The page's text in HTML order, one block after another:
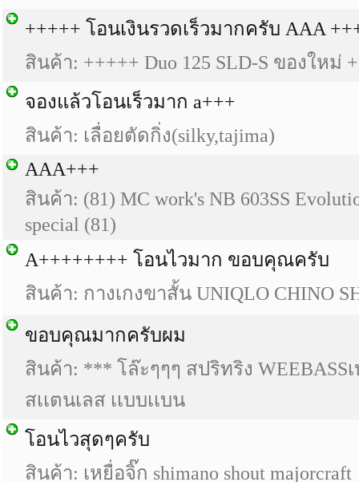
+++++ โอนเงินรวดเร็วมากครับ AAA
สินค้า: +++++ Duo 125 SLD-S ของใหม่
จองแล้วโอนเร็วมาก a+++
สินค้า: เลื่อยตัดกิ่ง(silky,tajima)
AAA+++
สินค้า: (81) MC work's NB 603SS
special (81)
A++++++++ โอนไวมาก ขอบคุณครับ
สินค้า: กางเกงขาสั้น UNIQLO CHINO
ขอบคุณมากครับผม
สินค้า: *** โล๊ะๆๆๆ สปริทริง WEEBASS
สเเตนเลส เเบบเเบน
โอนไวสุดๆครับ
สินค้า: เหยื่อจิ๊ก shimano shout majorcraft